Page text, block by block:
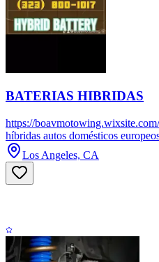
BATERIAS HIBRIDAS
https://
híbridas autos domésticos
Los Angeles, CA